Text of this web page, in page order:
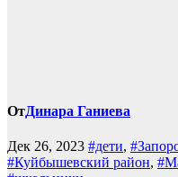
ОтДинара Ганиева
Дек 26, 2023 #дети,
#Куйбышевский район,